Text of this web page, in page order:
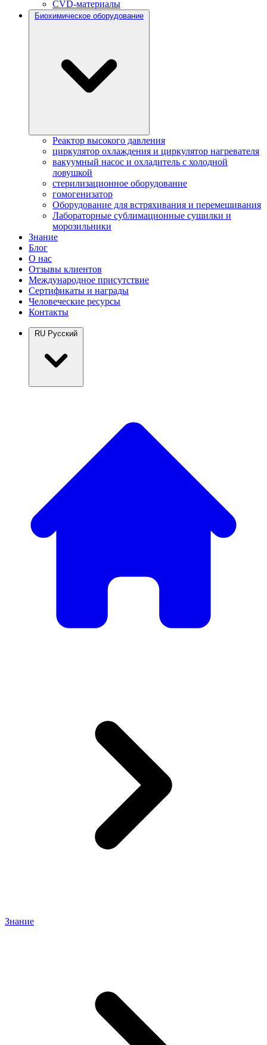
CVD-материалы
Биохимическое оборудование
Реактор высокого давления
циркулятор охлаждения и циркулятор нагревателя
вакуумный насос и охладитель с холодной
ловушкой
стерилизационное оборудование
гомогенизатор
Оборудование для встряхивания и перемешивания
Лабораторные сублимационные сушилки и
морозильники
Знание
Блог
О нас
Отзывы клиентов
Международное присутствие
Сертификаты и награды
Человеческие ресурсы
Контакты
RU Русский
Знание